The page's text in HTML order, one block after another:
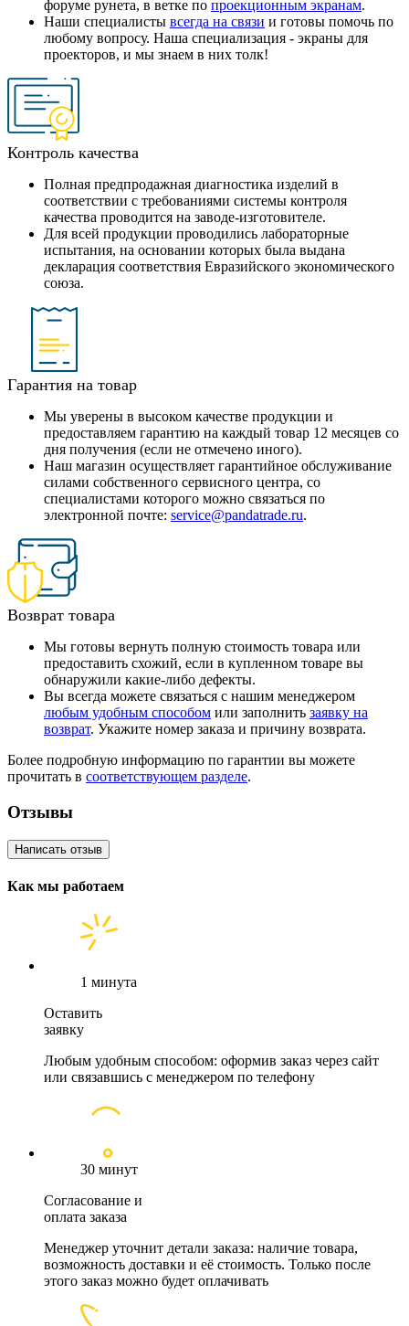
форуме рунета, в ветке по проекционным экранам.
Наши специалисты всегда на связи и готовы помочь по
любому вопросу. Наша специализация - экраны для
проекторов, и мы знаем в них толк!
Контроль качества
Полная предпродажная диагностика изделий в
соответствии с требованиями системы контроля
качества проводится на заводе-изготовителе.
Для всей продукции проводились лабораторные
испытания, на основании которых была выдана
декларация соответствия Евразийского экономического
союза.
Гарантия на товар
Мы уверены в высоком качестве продукции и
предоставляем гарантию на каждый товар 12 месяцев со
дня получения (если не отмечено иного).
Наш магазин осуществляет гарантийное обслуживание
силами собственного сервисного центра, со
специалистами которого можно связаться по
электронной почте: service@pandatrade.ru.
Возврат товара
Мы готовы вернуть полную стоимость товара или
предоставить схожий, если в купленном товаре вы
обнаружили какие-либо дефекты.
Вы всегда можете связаться с нашим менеджером
любым удобным способом или заполнить заявку на
возврат. Укажите номер заказа и причину возврата.
Более подробную информацию по гарантии вы можете
прочитать в соответствующем разделе.
Отзывы
Написать отзыв
Как мы работаем
1 минута
Оставить
заявку
Любым удобным способом: оформив заказ через сайт
или связавшись с менеджером по телефону
30 минут
Согласование и
оплата заказа
Менеджер уточнит детали заказа: наличие товара,
возможность доставки и её стоимость. Только после
этого заказ можно будет оплачивать